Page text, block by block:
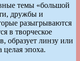
темы «большой
дружбы и
разыгрываются
в творческое
образует линзу или
целая эпоха.